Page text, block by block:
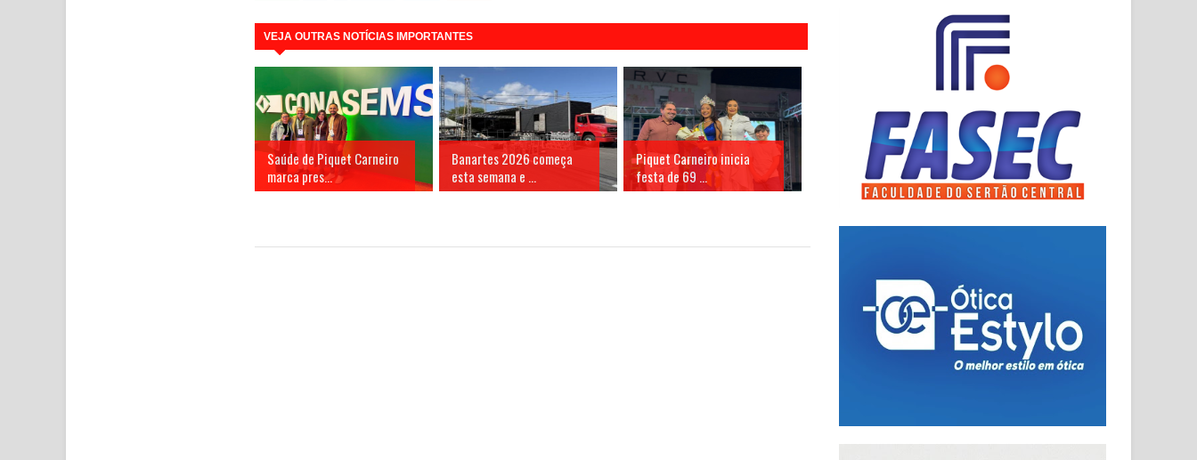
VEJA OUTRAS NOTÍCIAS IMPORTANTES
Saúde de Piquet Carneiro
marca pres...
Banartes 2026 começa
esta semana e ...
Piquet Carneiro inicia
festa de 69 ...